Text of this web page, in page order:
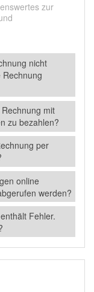
zur
nicht
mit
zu bezahlen?
per
online
werden?
Fehler.